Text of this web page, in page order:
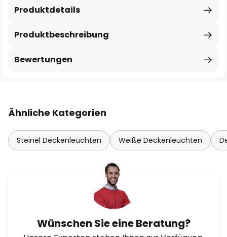
Produktbeschreibung
Produktdetails
Bewertungen
Ähnliche Kategorien
Steinel Deckenleuchten Weiße Deckenleuchten
Wünschen Sie eine Beratung?